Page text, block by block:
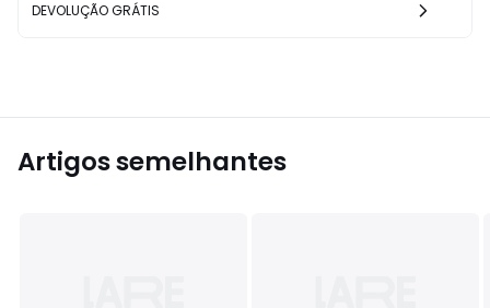
DEVOLUÇÃO GRÁTIS
Artigos semelhantes